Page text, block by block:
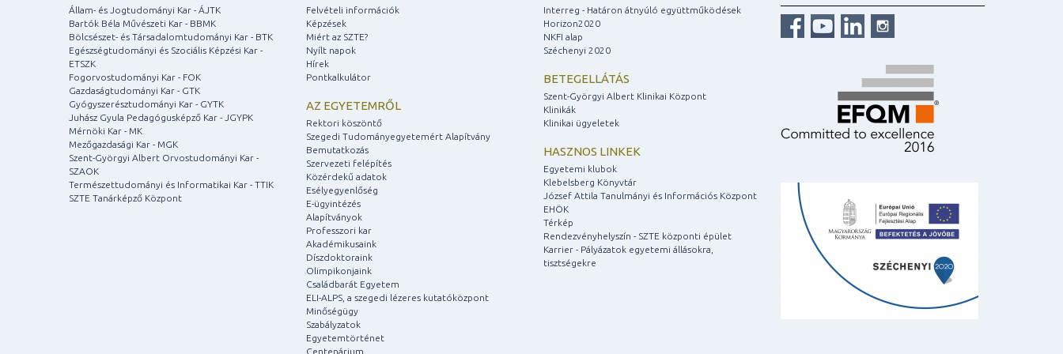
Állam- és Jogtudományi Kar - ÁJTK
Bartók Béla Művészeti Kar - BBMK
Bölcsészet- és Társadalomtudományi Kar - BTK
Egészségtudományi és Szociális Képzési Kar -
ETSZK
Fogorvostudományi Kar - FOK
Gazdaságtudományi Kar - GTK
Gyógyszerésztudományi Kar - GYTK
Juhász Gyula Pedagógusképző Kar - JGYPK
Mérnöki Kar - MK
Mezőgazdasági Kar - MGK
Szent-Györgyi Albert Orvostudományi Kar -
SZAOK
Természettudományi és Informatikai Kar - TTIK
SZTE Tanárképző Központ
Felvételi információk
Képzések
Miért az SZTE?
Nyílt napok
Hírek
Pontkalkulátor
AZ EGYETEMRŐL
Rektori köszöntő
Szegedi Tudományegyetemért Alapítvány
Bemutatkozás
Szervezeti felépítés
Közérdekű adatok
Esélyegyenlőség
E-ügyintézés
Alapítványok
Professzori kar
Akadémikusaink
Díszdoktoraink
Olimpikonjaink
Családbarát Egyetem
ELI-ALPS, a szegedi lézeres kutatóközpont
Minőségügy
Szabályzatok
Egyetemtörténet
Centenárium
Interreg - Határon átnyúló együttműködések
Horizon2020
NKFI alap
Széchenyi 2020
BETEGELLÁTÁS
Szent-Györgyi Albert Klinikai Központ
Klinikák
Klinikai ügyeletek
HASZNOS LINKEK
Egyetemi klubok
Klebelsberg Könyvtár
József Attila Tanulmányi és Információs Központ
EHÖK
Térkép
Rendezvényhelyszín - SZTE központi épület
Karrier - Pályázatok egyetemi állásokra,
tisztségekre